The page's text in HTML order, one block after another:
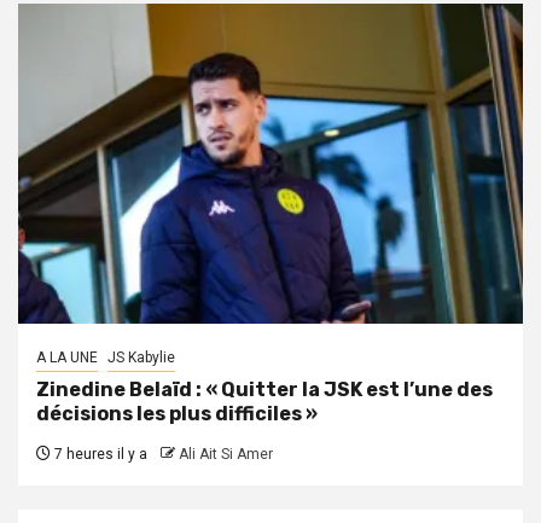
A LA UNE JS Kabylie
Zinedine Belaïd : « Quitter la JSK est l’une des
décisions les plus difficiles »
7 heures il y a Ali Ait Si Amer